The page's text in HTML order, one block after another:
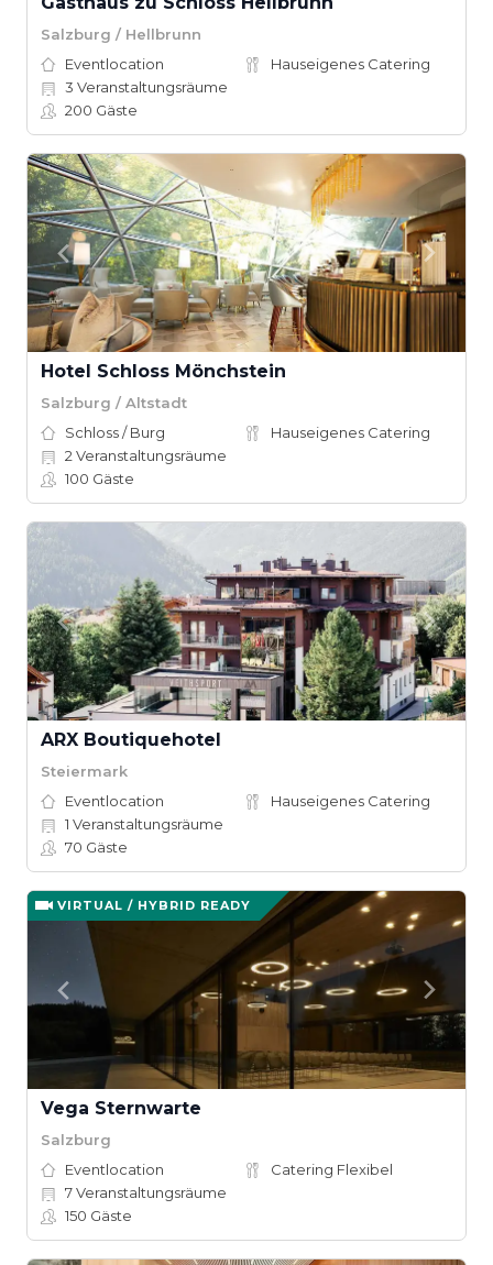
Salzburg / Hellbrunn
Eventlocation
Hauseigenes Catering
3 Veranstaltungsräume
200 Gäste
Hotel Schloss Mönchstein
Salzburg / Altstadt
Schloss / Burg
Hauseigenes Catering
2 Veranstaltungsräume
100 Gäste
ARX Boutiquehotel
Steiermark
Eventlocation
Hauseigenes Catering
1 Veranstaltungsräume
70 Gäste
VIRTUAL / HYBRID READY
Vega Sternwarte
Salzburg
Eventlocation
Catering Flexibel
7Veranstaltungsräume
150 Gäste